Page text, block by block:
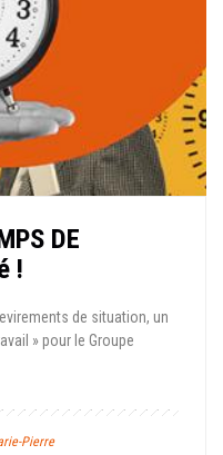
DE
!
de situation, un
» pour le Groupe
Pierre